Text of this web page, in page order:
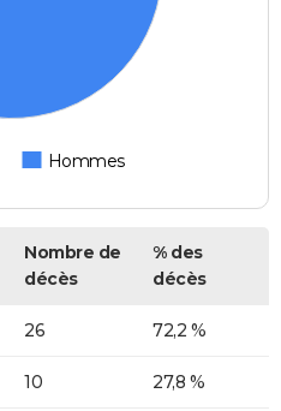
Hommes
Nombre de
décès
% des
décès
26 72,2 %
10 27,8 %